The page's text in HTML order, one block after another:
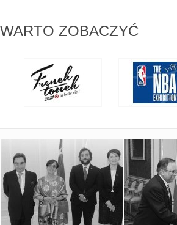
WARTO ZOBACZYĆ